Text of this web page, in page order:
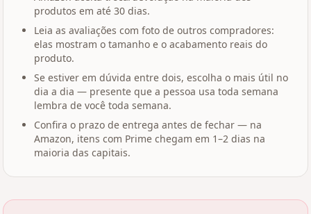
produtos em até 30 dias.
Leia as avaliações com foto de outros compradores:
elas mostram o tamanho e o acabamento reais do
produto.
Se estiver em dúvida entre dois, escolha o mais útil no
dia a dia — presente que a pessoa usa toda semana
lembra de você toda semana.
Confira o prazo de entrega antes de fechar — na
Amazon, itens com Prime chegam em 1–2 dias na
maioria das capitais.